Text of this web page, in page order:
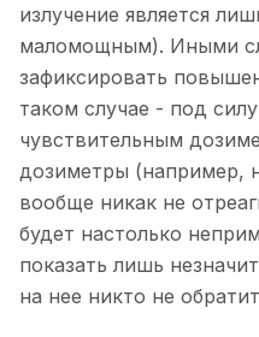
излучение является
маломощным). Иными
зафиксировать
таком случае - под
чувствительным
дозиметры (например,
вообще никак не
будет настолько
показать лишь
на нее никто не